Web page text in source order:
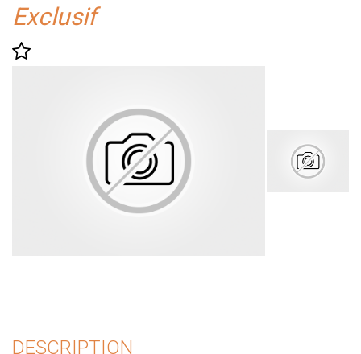
Exclusif
DESCRIPTION